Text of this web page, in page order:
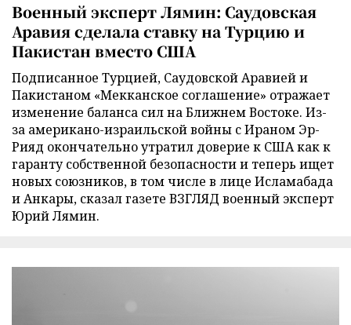
Военный эксперт Лямин: Саудовская
Аравия сделала ставку на Турцию и
Пакистан вместо США
Подписанное Турцией, Саудовской Аравией и
Пакистаном «Мекканское соглашение» отражает
изменение баланса сил на Ближнем Востоке. Из-
за американо-израильской войны с Ираном Эр-
Рияд окончательно утратил доверие к США как к
гаранту собственной безопасности и теперь ищет
новых союзников, в том числе в лице Исламабада
и Анкары, сказал газете ВЗГЛЯД военный эксперт
Юрий Лямин.